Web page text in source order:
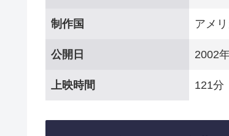
制作国 アメ
公開日 2002
上映時間 121分